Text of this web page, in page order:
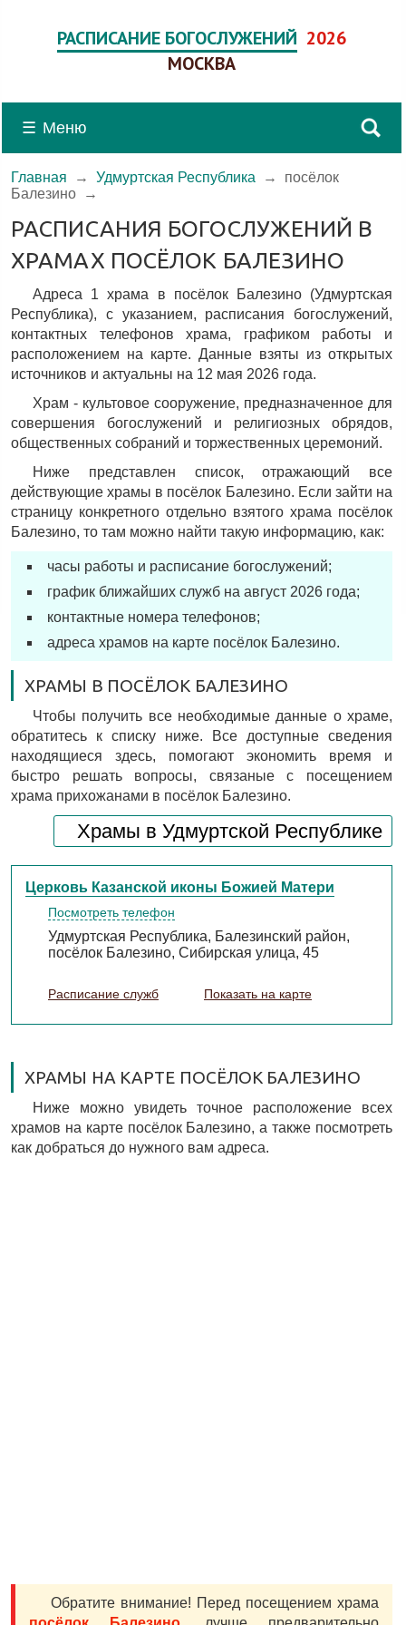
РАСПИСАНИЕ БОГОСЛУЖЕНИЙ 2026
МОСКВА
☰ Меню
Главная → Удмуртская Республика →
посёлок
Балезино →
РАСПИСАНИЯ БОГОСЛУЖЕНИЙ В
ХРАМАХ ПОСЁЛОК БАЛЕЗИНО
Адреса 1 храма в посёлок Балезино (Удмуртская
Республика), c указанием, расписания богослужений,
контактных телефонов храма, графиком работы и
расположением на карте. Данные взяты из открытых
источников и актуальны на 12 мая 2026 года.
Храм - культовое сооружение, предназначенное для
совершения богослужений и религиозных обрядов,
общественных собраний и торжественных церемоний.
Ниже представлен список, отражающий все
действующие храмы в посёлок Балезино. Если зайти на
страницу конкретного отдельно взятого храма посёлок
Балезино, то там можно найти такую информацию, как:
часы работы и расписание богослужений;
график ближайших служб на август 2026 года;
контактные номера телефонов;
адреса храмов на карте посёлок Балезино.
ХРАМЫ В ПОСЁЛОК БАЛЕЗИНО
Чтобы получить все необходимые данные о храме,
обратитесь к списку ниже. Все доступные сведения
находящиеся здесь, помогают экономить время и
быстро решать вопросы, связаные с посещением
храма прихожанами в посёлок Балезино.
Храмы в Удмуртской Республике
Церковь Казанской иконы Божией Матери
Посмотреть телефон
Удмуртская Республика, Балезинский район,
посёлок Балезино, Сибирская улица, 45
Расписание служб Показать на карте
ХРАМЫ НА КАРТЕ ПОСЁЛОК БАЛЕЗИНО
Ниже можно увидеть точное расположение всех
храмов на карте посёлок Балезино, а также посмотреть
как добраться до нужного вам адреса.
Обратите внимание! Перед посещением храма